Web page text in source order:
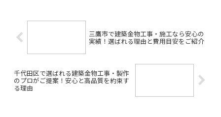
三鷹市で建築金物工事・施工なら安心の
実績！選ばれる理由と費用目安をご紹介
千代田区で選ばれる建築金物工事・製作
のプロがご提案！安心と高品質を約束す
る理由